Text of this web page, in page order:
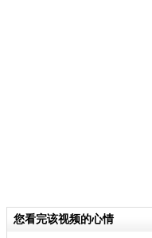
您看完该视频的心情